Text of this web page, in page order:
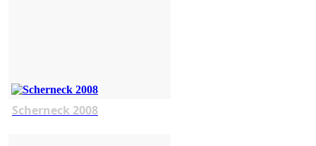
Scherneck 2008